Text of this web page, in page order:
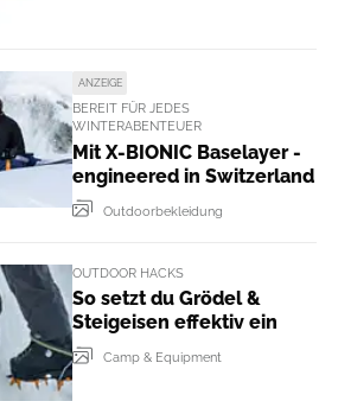
ANZEIGE
BEREIT FÜR JEDES
WINTERABENTEUER
Mit X-BIONIC Baselayer -
engineered in Switzerland
Outdoorbekleidung
OUTDOOR HACKS
So setzt du Grödel &
Steigeisen effektiv ein
Camp & Equipment